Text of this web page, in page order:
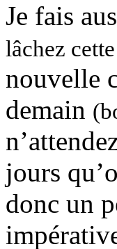
Je fais
lâchez
nouvelle
demain
jours
donc un